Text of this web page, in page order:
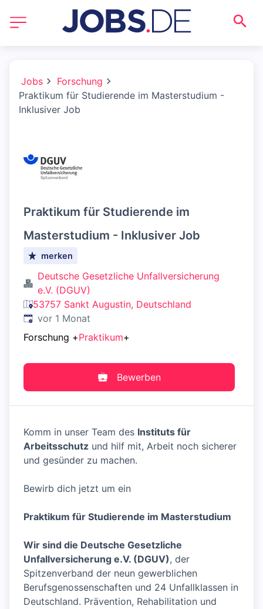
Jobs
Forschung
Praktikum für Studierende im Masterstudium -
Inklusiver Job
Praktikum für Studierende im
Masterstudium - Inklusiver Job
merken
Deutsche Gesetzliche Unfallversicherung
e.V. (DGUV)
53757 Sankt Augustin, Deutschland
Veröffentlicht:
vor 1 Monat
Forschung +Praktikum+
Bewerben
Komm in unser Team des Instituts für
Arbeitsschutz und hilf mit, Arbeit noch sicherer
und gesünder zu machen.
Bewirb dich jetzt um ein
Praktikum für Studierende im Masterstudium
Wir sind die Deutsche Gesetzliche
Unfallversicherung e.V. (DGUV), der
Spitzenverband der neun gewerblichen
Berufsgenossenschaften und 24 Unfallklassen in
Deutschland. Prävention, Rehabilitation und